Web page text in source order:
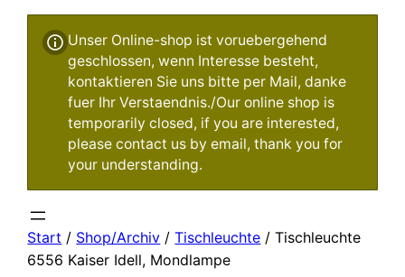
Unser Online-shop ist voruebergehend
geschlossen, wenn Interesse besteht,
kontaktieren Sie uns bitte per Mail, danke
fuer Ihr Verstaendnis./Our online shop is
temporarily closed, if you are interested,
please contact us by email, thank you for
your understanding.
Start / Shop/Archiv /Tischleuchte / Tischleuchte
6556 Kaiser Idell, Mondlampe